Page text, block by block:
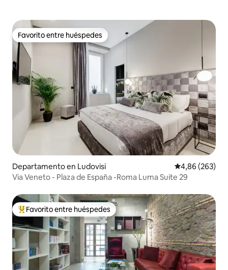
Favorito entre huéspedes
Favorito entre huéspedes
Departamento en Ludovisi Calificación
4,86 (263)
Via Veneto - Plaza de España -Roma Luma Suite 29
Favorito entre los huéspedes más destacados
Favorito entre huéspedes